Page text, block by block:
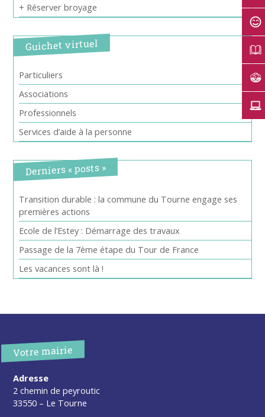
+ Réserver broyage
Guichet virtuel
Particuliers
Associations
Professionnels
Services d’aide à la personne
Derniers « posts »
Transition durable : la commune du Tourne engage ses
premières actions
Ecole de l’Estey : Démarrage des travaux
Passage de la 7ème étape du Tour de France
Les vacances sont là !
Votre mairie
Adresse
2 chemin de peyroutic
33550 – Le Tourne